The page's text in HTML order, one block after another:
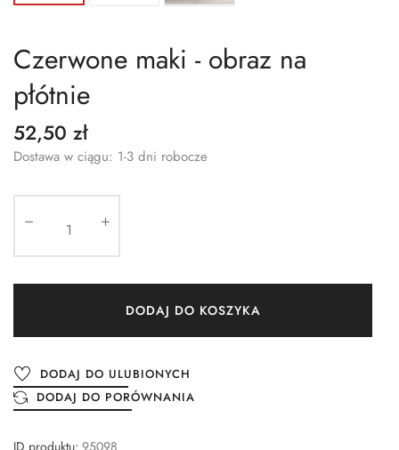
Czerwone maki - obraz na
płótnie
52,50 zł
Dostawa w ciągu: 1-3 dni robocze
DODAJ DO KOSZYKA
DODAJ DO ULUBIONYCH
DODAJ DO PORÓWNANIA